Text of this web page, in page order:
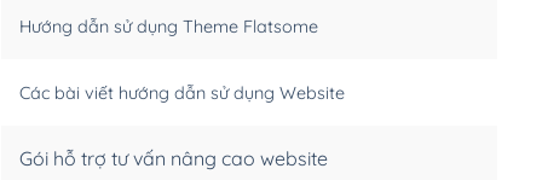
(+950,000₫)
Hướng dẫn sử dụng Theme Flatsome
Các bài viết hướng dẫn sử dụng Website
Gói hỗ trợ tư vấn nâng cao website